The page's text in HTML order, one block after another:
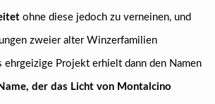
ohne diese jedoch zu verneinen, und
zweier alter Winzerfamilien
ehrgeizige Projekt erhielt dann den Namen
der das Licht von Montalcino